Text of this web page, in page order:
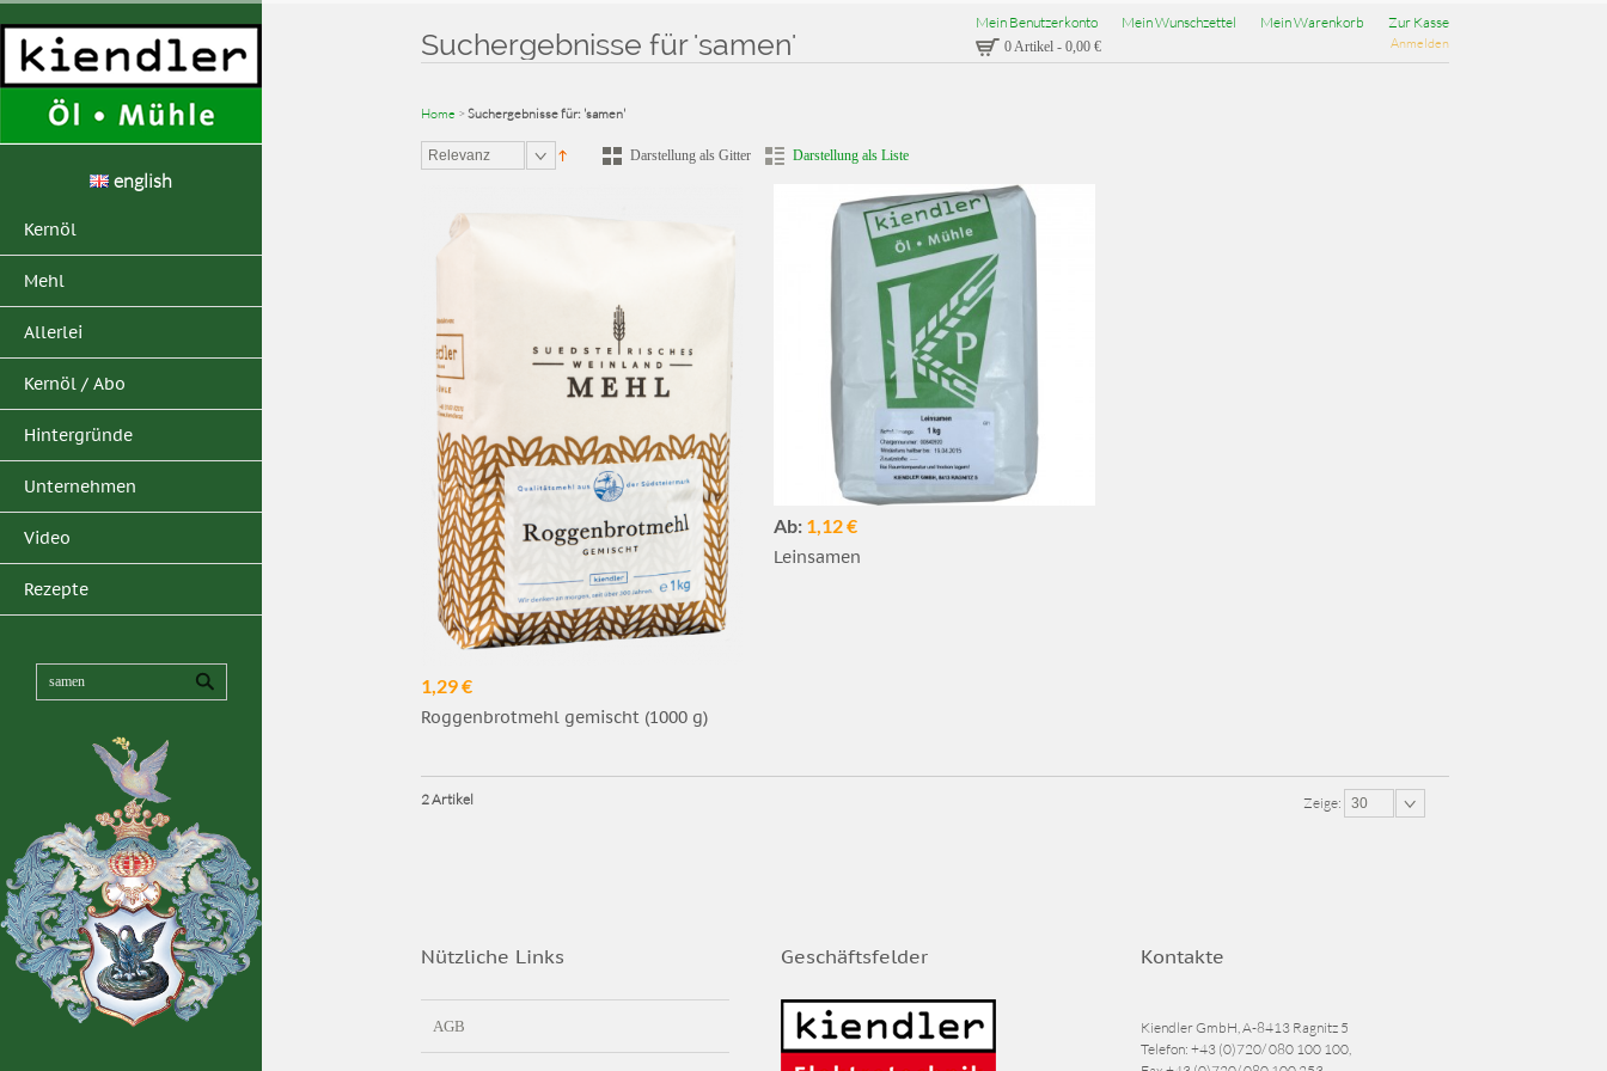
english
Kernöl
Mehl
Allerlei
Kernöl / Abo
Hintergründe
Unternehmen
Video
Rezepte
Mein Benutzerkonto Mein Wunschzettel Mein Warenkorb Zur Kasse
Anmelden
0 Artikel - 0,00 €
Suchergebnisse für 'samen'
Home > Suchergebnisse für: 'samen'
Relevanz Darstellung als Gitter Darstellung als Liste
1,29 €
Roggenbrotmehl gemischt (1000 g)
Ab: 1,12 €
Leinsamen
Zeige: 30
2 Artikel
Nützliche Links
AGB
Geschäftsfelder Kontakte
Kiendler GmbH, A-8413 Ragnitz 5
Telefon: +43 (0)720/ 080 100 100